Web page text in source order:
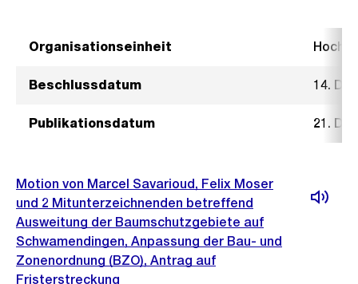
Organisationseinheit
Beschlussdatum 14.
Publikationsdatum 21.
Motion von Marcel Savarioud, Felix Moser
und 2 Mitunterzeichnenden betreffend
Ausweitung der Baumschutzgebiete auf
Schwamendingen, Anpassung der Bau- und
Zonenordnung (BZO), Antrag auf
Fristerstreckung